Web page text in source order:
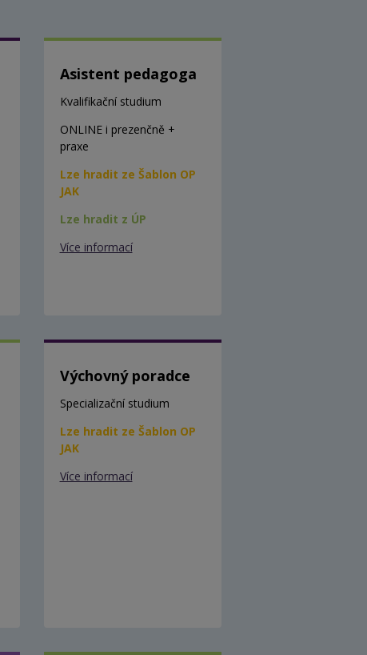
Asistent pedagoga
Kvalifikační studium
ONLINE i prezenčně +
praxe
Lze hradit ze Šablon OP
JAK
Lze hradit z ÚP
Více informací
Výchovný poradce
Specializační studium
Lze hradit ze Šablon OP
JAK
Více informací